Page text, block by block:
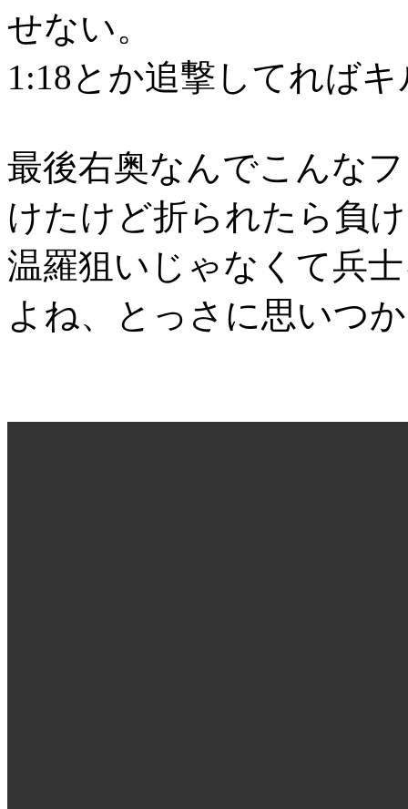
せない。
1:18とか追撃してれば
最後右奥なんでこんな
けたけど折られたら負
温羅狙いじゃなくて兵
よね、とっさに思いつ